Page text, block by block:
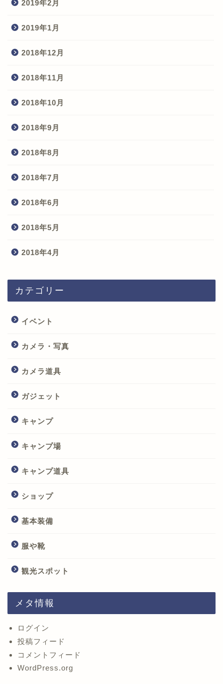
2019年2月
2019年1月
2018年12月
2018年11月
2018年10月
2018年9月
2018年8月
2018年7月
2018年6月
2018年5月
2018年4月
カテゴリー
イベント
カメラ・写真
カメラ道具
ガジェット
キャンプ
キャンプ場
キャンプ道具
ショップ
基本装備
服や靴
観光スポット
メタ情報
ログイン
投稿フィード
コメントフィード
WordPress.org